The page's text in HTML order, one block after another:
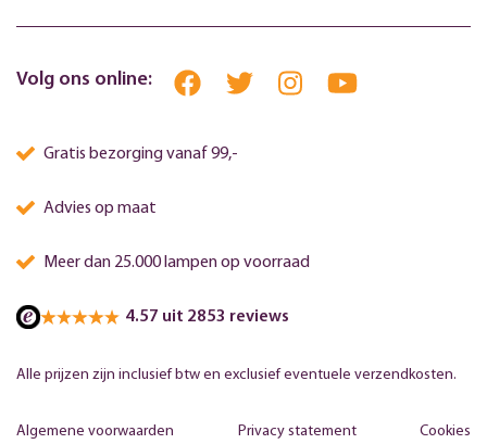
Volg ons online:
Gratis bezorging vanaf 99,-
Advies op maat
Meer dan 25.000 lampen op voorraad
4.57 uit 2853 reviews
Alle prijzen zijn inclusief btw en exclusief eventuele verzendkosten.
Algemene voorwaarden Privacy statement Cookies